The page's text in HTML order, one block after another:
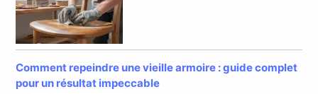
Comment repeindre une vieille armoire : guide complet
pour un résultat impeccable